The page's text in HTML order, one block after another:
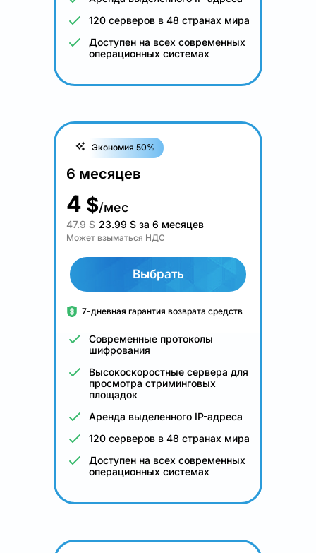
120 серверов в 48 странах мира
Доступен на всех современных
операционных системах
Экономия 50%
6 месяцев
4 $/мес
47.9 $ 23.99 $ за 6 месяцев
Может взыматься НДС
Выбрать
7-дневная гарантия возврата средств
Современные протоколы
шифрования
Высокоскоростные сервера для
просмотра стриминговых
площадок
Аренда выделенного IP-адреса
120 серверов в 48 странах мира
Доступен на всех современных
операционных системах